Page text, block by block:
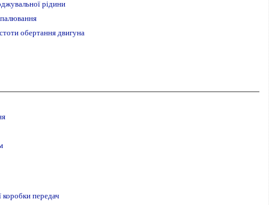
рідини
обертання двигуна
коробки передач